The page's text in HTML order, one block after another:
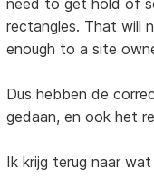
rectangles. That will
enough to a site
Dus hebben de
gedaan, en ook het
Ik krijg terug naar